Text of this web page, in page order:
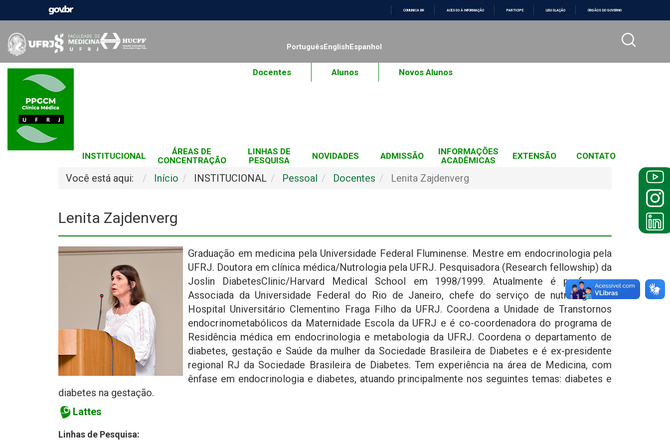
CONTEÚDO
COMUNICA BR ACESSO À INFORMAÇÃO PARTICIPE LEGISLAÇÃO ÓRGÃOS DO GOVERNO
PortuguêsEnglishEspanhol
Docentes Alunos Novos Alunos
INSTITUCIONAL
ÁREAS DE
CONCENTRAÇÃO
LINHAS DE
PESQUISA
NOVIDADES ADMISSÃO
INFORMAÇÕES
ACADÊMICAS
EXTENSÃO CONTATO
Você está aqui: Início INSTITUCIONAL Pessoal Docentes Lenita Zajdenverg
Lenita Zajdenverg
Graduação em medicina pela Universidade Federal Fluminense. Mestre em endocrinologia pela
UFRJ. Doutora em clínica médica/Nutrologia pela UFRJ. Pesquisadora (Research fellowship) da
Joslin DiabetesClinic/Harvard Medical School em 1998/1999. Atualmente é professora
Associada da Universidade Federal do Rio de Janeiro, chefe do serviço de nutrologia do
Hospital Universitário Clementino Fraga Filho da UFRJ. Coordena a Unidade de Transtornos
endocrinometabólicos da Maternidade Escola da UFRJ e é co-coordenadora do programa de
Residência médica em endocrinologia e metabologia da UFRJ. Coordena o departamento de
diabetes, gestação e Saúde da mulher da Sociedade Brasileira de Diabetes e é ex-presidente
regional RJ da Sociedade Brasileira de Diabetes. Tem experiência na área de Medicina, com
ênfase em endocrinologia e diabetes, atuando principalmente nos seguintes temas: diabetes e
diabetes na gestação.
Lattes
Linhas de Pesquisa: